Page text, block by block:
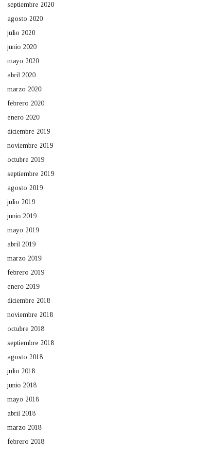
septiembre 2020
agosto 2020
julio 2020
junio 2020
mayo 2020
abril 2020
marzo 2020
febrero 2020
enero 2020
diciembre 2019
noviembre 2019
octubre 2019
septiembre 2019
agosto 2019
julio 2019
junio 2019
mayo 2019
abril 2019
marzo 2019
febrero 2019
enero 2019
diciembre 2018
noviembre 2018
octubre 2018
septiembre 2018
agosto 2018
julio 2018
junio 2018
mayo 2018
abril 2018
marzo 2018
febrero 2018